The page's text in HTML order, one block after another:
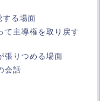
する場面
て主導権を取り戻す
張りつめる場面
会話